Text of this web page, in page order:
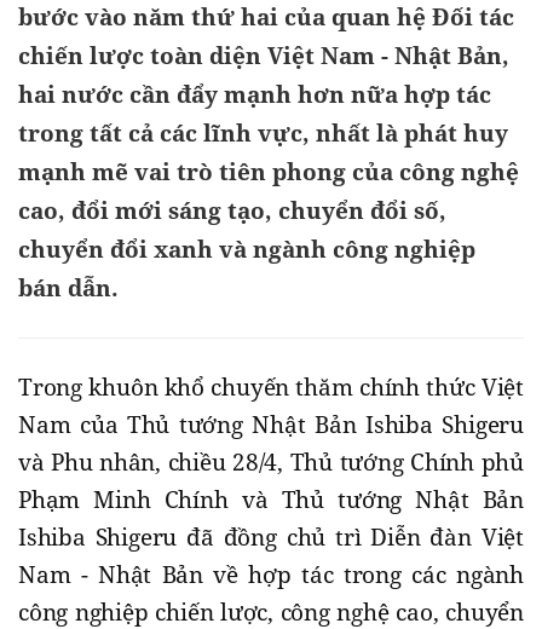
bước vào năm thứ hai của quan hệ Đối tác
chiến lược toàn diện Việt Nam - Nhật Bản,
hai nước cần đẩy mạnh hơn nữa hợp tác
trong tất cả các lĩnh vực, nhất là phát huy
mạnh mẽ vai trò tiên phong của công nghệ
cao, đổi mới sáng tạo, chuyển đổi số,
chuyển đổi xanh và ngành công nghiệp
bán dẫn.
Trong khuôn khổ chuyến thăm chính thức Việt
Nam của Thủ tướng Nhật Bản Ishiba Shigeru
và Phu nhân, chiều 28/4, Thủ tướng Chính phủ
Phạm Minh Chính và Thủ tướng Nhật Bản
Ishiba Shigeru đã đồng chủ trì Diễn đàn Việt
Nam - Nhật Bản về hợp tác trong các ngành
công nghiệp chiến lược, công nghệ cao, chuyển